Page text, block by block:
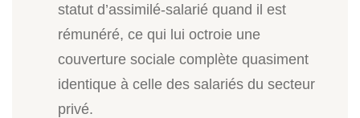
statut d’assimilé-salarié quand il est
rémunéré, ce qui lui octroie une
couverture sociale complète quasiment
identique à celle des salariés du secteur
privé.